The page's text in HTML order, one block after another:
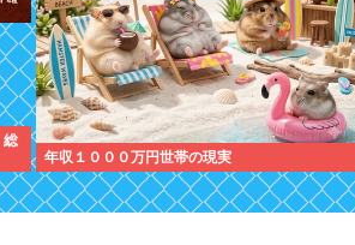
総
年収１０００万円世帯の現実